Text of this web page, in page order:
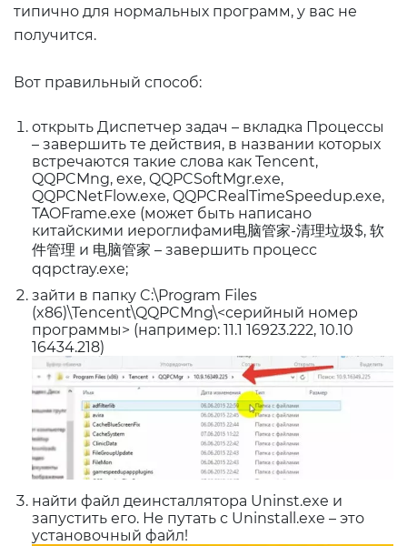
типично для нормальных программ, у вас не
получится.
Вот правильный способ:
открыть Диспетчер задач – вкладка Процессы
– завершить те действия, в названии которых
встречаются такие слова как Tencent,
QQPCMng, exe, QQPCSoftMgr.exe,
QQPCNetFlow.exe, QQPCRealTimeSpeedup.exe,
TAOFrame.exe (может быть написано
китайскими иероглифами电脑管家-清理垃圾$, 软
件管理 и 电脑管家 – завершить процесс
qqpctray.exe;
зайти в папку C:\Program Files
(x86)\Tencent\QQPCMng\<серийный номер
программы> (например: 11.1 16923.222, 10.10
16434.218)
найти файл деинсталлятора Uninst.exe и
запустить его. Не путать с Uninstall.exe – это
установочный файл!